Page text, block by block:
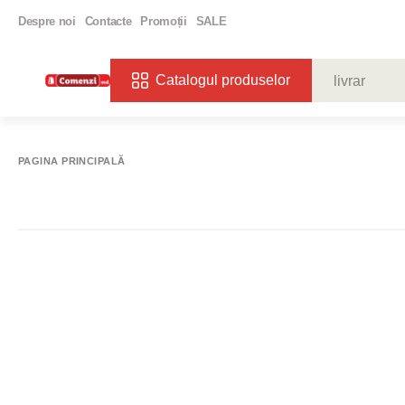
Despre noi Contacte Promoții SALE
Catalogul produselor
PAGINA PRINCIPALĂ